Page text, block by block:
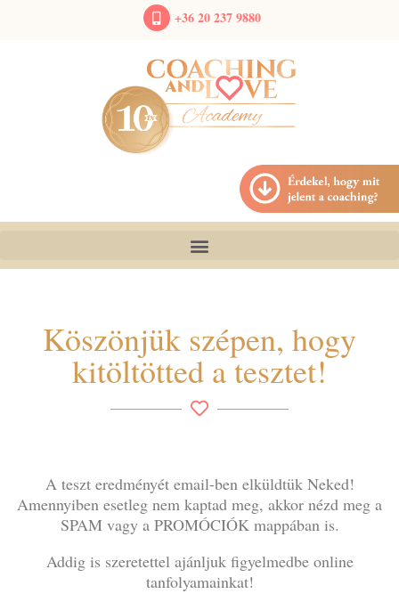
+36 20 237 9880
Köszönjük szépen, hogy
kitöltötted a tesztet!
A teszt eredményét email-ben elküldtük Neked!
Amennyiben esetleg nem kaptad meg, akkor nézd meg a
SPAM vagy a PROMÓCIÓK mappában is.
Addig is szeretettel ajánljuk figyelmedbe online
tanfolyamainkat!